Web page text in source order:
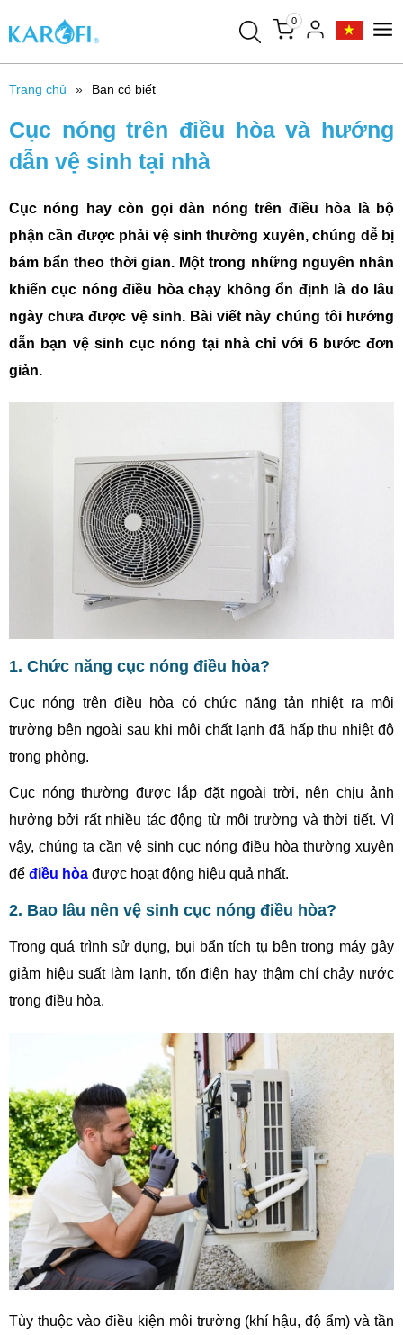
0
Trang chủ Bạn có biết
Cục nóng trên điều hòa và hướng
dẫn vệ sinh tại nhà
Cục nóng hay còn gọi dàn nóng trên điều hòa là bộ
phận cần được phải vệ sinh thường xuyên, chúng dễ bị
bám bẩn theo thời gian. Một trong những nguyên nhân
khiến cục nóng điều hòa chạy không ổn định là do lâu
ngày chưa được vệ sinh. Bài viết này chúng tôi hướng
dẫn bạn vệ sinh cục nóng tại nhà chỉ với 6 bước đơn
giản.
1. Chức năng cục nóng điều hòa?
Cục nóng trên điều hòa có chức năng tản nhiệt ra môi
trường bên ngoài sau khi môi chất lạnh đã hấp thu nhiệt độ
trong phòng.
Cục nóng thường được lắp đặt ngoài trời, nên chịu ảnh
hưởng bởi rất nhiều tác động từ môi trường và thời tiết. Vì
vậy, chúng ta cần vệ sinh cục nóng điều hòa thường xuyên
để điều hòa được hoạt động hiệu quả nhất.
2. Bao lâu nên vệ sinh cục nóng điều hòa?
Trong quá trình sử dụng, bụi bẩn tích tụ bên trong máy gây
giảm hiệu suất làm lạnh, tốn điện hay thậm chí chảy nước
trong điều hòa.
Tùy thuộc vào điều kiện môi trường (khí hậu, độ ẩm) và tần